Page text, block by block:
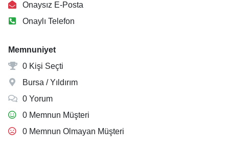
Onaysız E-Posta
Onaylı Telefon
Memnuniyet
0 Kişi Seçti
Bursa / Yıldırım
0 Yorum
0 Memnun Müşteri
0 Memnun Olmayan Müşteri